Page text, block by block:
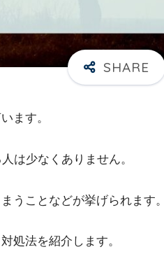
ます。
は少なくありません。
うことなどが挙げられます。
処法を紹介します。